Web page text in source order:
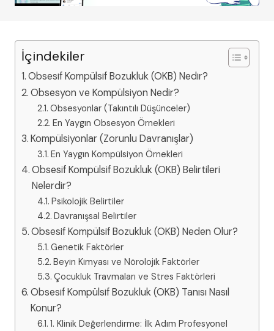
İçindekiler
Obsesif Kompülsif Bozukluk (OKB) Nedir?
Obsesyon ve Kompülsiyon Nedir?
Obsesyonlar (Takıntılı Düşünceler)
En Yaygın Obsesyon Örnekleri
Kompülsiyonlar (Zorunlu Davranışlar)
En Yaygın Kompülsiyon Örnekleri
Obsesif Kompülsif Bozukluk (OKB) Belirtileri
Nelerdir?
Psikolojik Belirtiler
Davranışsal Belirtiler
Obsesif Kompülsif Bozukluk (OKB) Neden Olur?
Genetik Faktörler
Beyin Kimyası ve Nörolojik Faktörler
Çocukluk Travmaları ve Stres Faktörleri
Obsesif Kompülsif Bozukluk (OKB) Tanısı Nasıl
Konur?
1. Klinik Değerlendirme: İlk Adım Profesyonel